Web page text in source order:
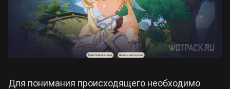
Для понимания происходящего необходимо